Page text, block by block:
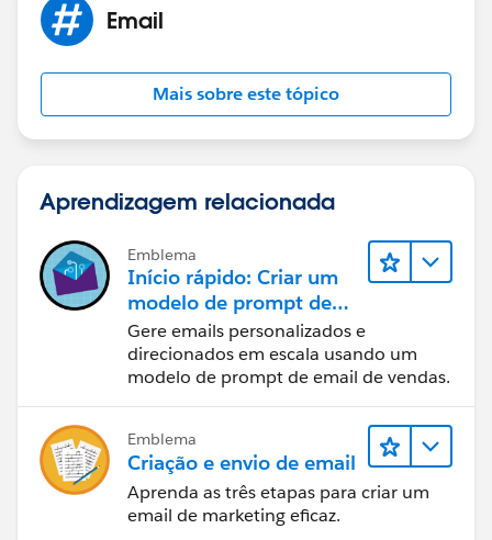
Email
Mais sobre este tópico
Aprendizagem relacionada
Emblema
Início rápido: Criar um
modelo de prompt de
email de vendas
Gere emails personalizados e
direcionados em escala usando um
modelo de prompt de email de vendas.
Emblema
Criação e envio de email
Aprenda as três etapas para criar um
email de marketing eficaz.